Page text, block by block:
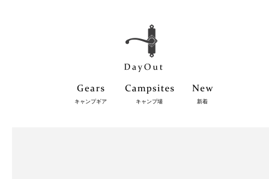
キャンプギア キャンプ場 新着